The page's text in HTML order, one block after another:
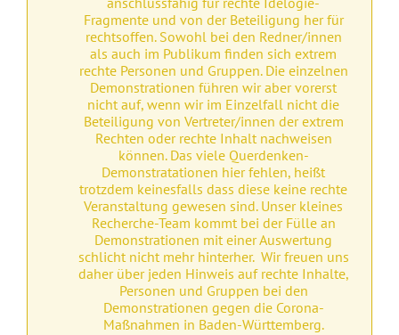
Fragmente und von der Beteiligung her für
rechtsoffen. Sowohl bei den Redner/innen
als auch im Publikum finden sich extrem
rechte Personen und Gruppen. Die einzelnen
Demonstrationen führen wir aber vorerst
nicht auf, wenn wir im Einzelfall nicht die
Beteiligung von Vertreter/innen der extrem
Rechten oder rechte Inhalt nachweisen
können. Das viele Querdenken-
Demonstratationen hier fehlen, heißt
trotzdem keinesfalls dass diese keine rechte
Veranstaltung gewesen sind. Unser kleines
Recherche-Team kommt bei der Fülle an
Demonstrationen mit einer Auswertung
schlicht nicht mehr hinterher. Wir freuen uns
daher über jeden Hinweis auf rechte Inhalte,
Personen und Gruppen bei den
Demonstrationen gegen die Corona-
Maßnahmen in Baden-Württemberg.